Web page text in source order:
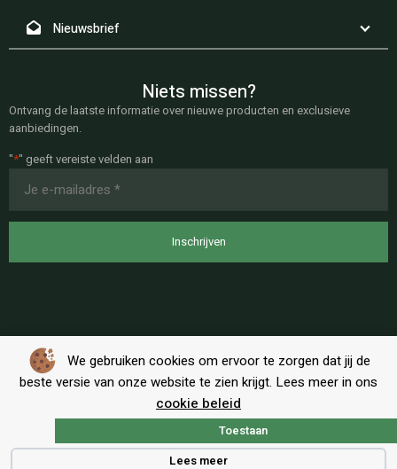
We gebruiken cookies om ervoor te zorgen dat jij de
beste versie van onze website te zien krijgt. Lees meer in ons
cookie beleid
Toestaan
Lees meer
Nieuwsbrief
Niets missen?
Ontvang de laatste informatie over nieuwe producten en exclusieve
aanbiedingen.
"*" geeft vereiste velden aan
mailadres
*
Algemene voorwaarden|Privacy